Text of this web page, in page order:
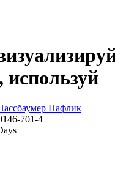
используй
Нафлик
701-4